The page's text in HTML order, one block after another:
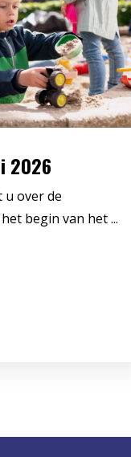
2026
u over de
begin van het ...